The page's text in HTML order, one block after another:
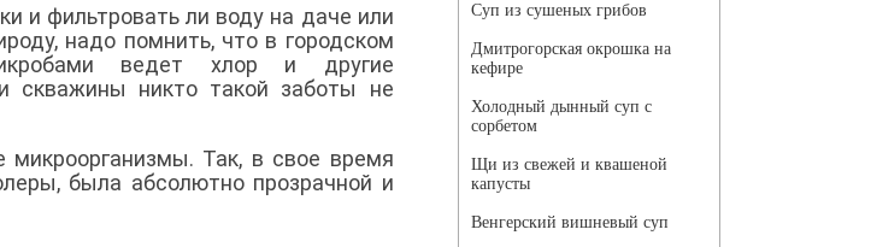
и фильтровать ли воду на даче или
надо помнить, что в городском
ведет хлор и другие
скважины никто такой заботы не
Так, в свое время
была абсолютно прозрачной и
Суп из сушеных грибов
Дмитрогорская окрошка на
кефире
Холодный дынный суп с
сорбетом
Щи из свежей и квашеной
капусты
Венгерский вишневый суп